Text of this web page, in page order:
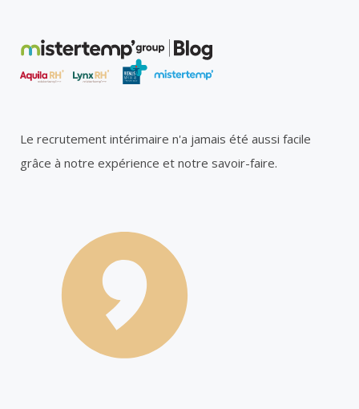
Le recrutement intérimaire n'a jamais été aussi facile
grâce à notre expérience et notre savoir-faire.